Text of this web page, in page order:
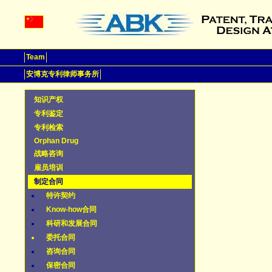
Team
安博克专利律师事务所
知识产权
专利鉴定
专利检索
Orphan Drug
战略咨询
雇员培训
制定合同
特许契约
Know-how合同
科研和发展合同
委托合同
咨询合同
保密合同